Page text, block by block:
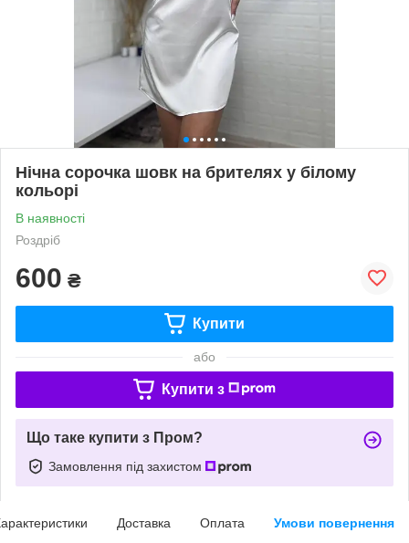
Нічна сорочка шовк на брителях у білому
кольорі
В наявності
Роздріб
600 ₴
Купити
або
Купити з
Що таке купити з Пром?
Замовлення під захистом
Доставка Оплата Умови повернення